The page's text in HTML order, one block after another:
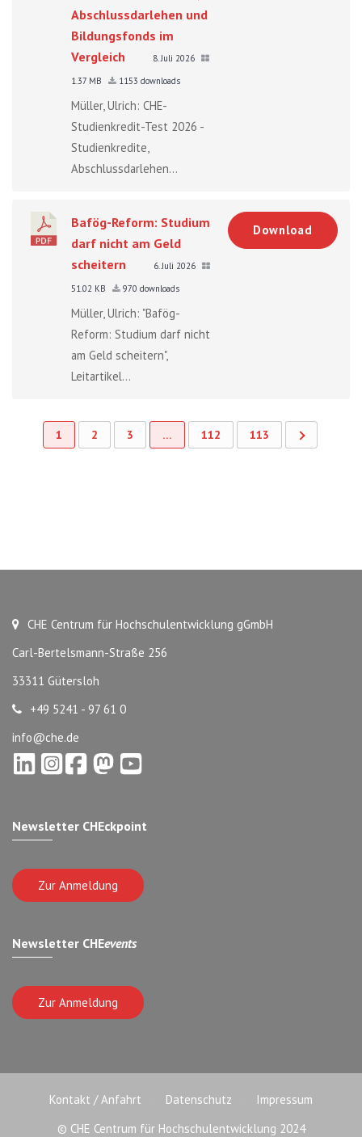
Abschlussdarlehen und
Bildungsfonds im
Vergleich
8. Juli 2026
1.37 MB
1153 downloads
Müller, Ulrich: CHE-
Studienkredit-Test 2026 -
Studienkredite,
Abschlussdarlehen...
Bafög-Reform: Studium
darf nicht am Geld
scheitern
6. Juli 2026
51.02 KB
970 downloads
Müller, Ulrich: "Bafög-
Reform: Studium darf nicht
am Geld scheitern",
Leitartikel...
Download
1 2 3 … 112 113
CHE Centrum für Hochschulentwicklung gGmbH
Carl-Bertelsmann-Straße 256
33311 Gütersloh
+49 5241 - 97 61 0
info@che.de
Newsletter CHEckpoint
Zur Anmeldung
Newsletter CHEevents
Zur Anmeldung
Kontakt / Anfahrt Datenschutz
Impressum
© CHE Centrum für Hochschulentwicklung 2024